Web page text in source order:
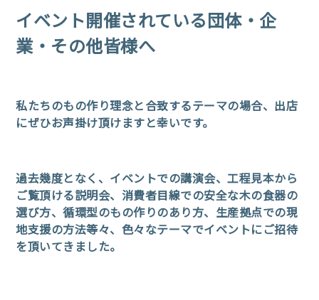
イベント開催されている団体・企
業・その他皆様へ
私たちのもの作り理念と合致するテーマの場合、出店
にぜひお声掛け頂けますと幸いです。
過去幾度となく、イベントでの講演会、工程見本から
ご覧頂ける説明会、 消費者目線での安全な木の食器の
選び方、循環型のもの作りのあり方、 生産拠点での現
地支援の方法等々、色々なテーマでイベントにご招待
を頂いてきました。